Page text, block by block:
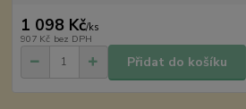
1 098 Kč/ks
907 Kč bez DPH
Přidat do košíku